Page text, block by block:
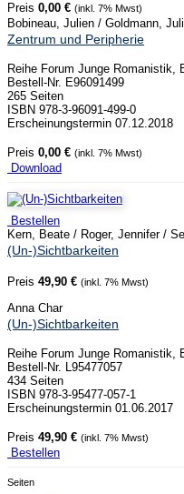
Preis 0,00 € (inkl. 7% Mwst)
Bobineau, Julien / Goldmann,
Zentrum und Peripherie
Reihe Forum Junge Romanistik,
Bestell-Nr. E96091499
265 Seiten
ISBN 978-3-96091-499-0
Erscheinungstermin 07.12.2018
Preis 0,00 € (inkl. 7% Mwst)
Download
Bestellen
Kern, Beate / Roger, Jennifer /
(Un-)Sichtbarkeiten
Preis 49,90 € (inkl. 7% Mwst)
Anna Char
(Un-)Sichtbarkeiten
Reihe Forum Junge Romanistik,
Bestell-Nr. L95477057
434 Seiten
ISBN 978-3-95477-057-1
Erscheinungstermin 01.06.2017
Preis 49,90 € (inkl. 7% Mwst)
Bestellen
Seiten